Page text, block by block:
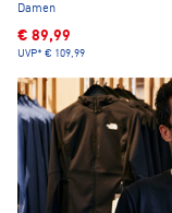
Damen
€ 89,99
UVP* € 109,99